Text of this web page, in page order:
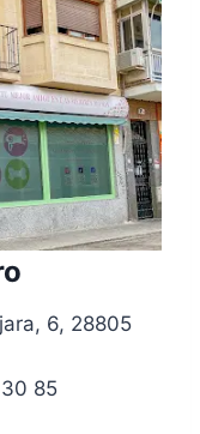
6, 28805
85